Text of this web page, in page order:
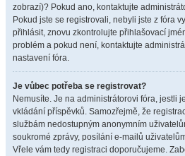
zobrazí)? Pokud ano, kontaktujte
Pokud jste se registrovali, nebyli jste z fóra
přihlásit, znovu zkontrolujte přihlašovací
problém a pokud není, kontaktujte
nastavení fóra.
Je vůbec potřeba se registrovat?
Nemusíte. Je na administrátorovi fóra, jestli
vkládání příspěvků. Samozřejmě, že
službám nedostupným anonymním
soukromé zprávy, posílání e-mailů
Vřele vám tedy registraci doporučujeme.